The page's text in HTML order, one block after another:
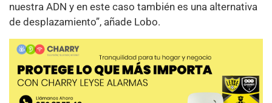
nuestra ADN y en este caso también es una alternativa
de desplazamiento”, añade Lobo.